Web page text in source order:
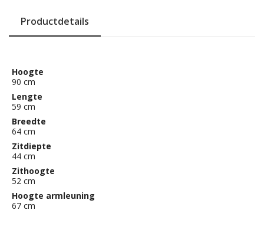
Productdetails
Hoogte
90 cm
Lengte
59 cm
Breedte
64 cm
Zitdiepte
44 cm
Zithoogte
52 cm
Hoogte armleuning
67 cm